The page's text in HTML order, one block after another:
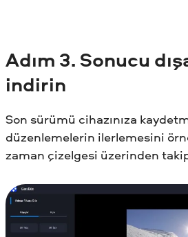
Adım 3. Sonucu
indirin
Son sürümü cihazınıza
düzenlemelerin ilerlemesini
zaman çizelgesi üzerinden